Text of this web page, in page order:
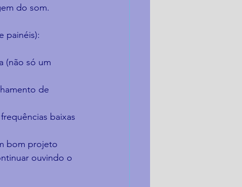
do som.
painéis):
(não só um
de
baixas
bom projeto
ouvindo o